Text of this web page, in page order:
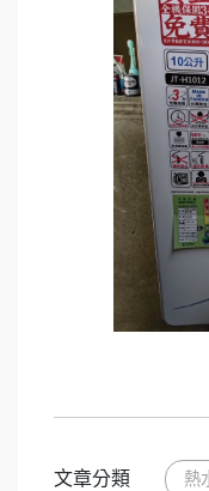
文章分類 熱